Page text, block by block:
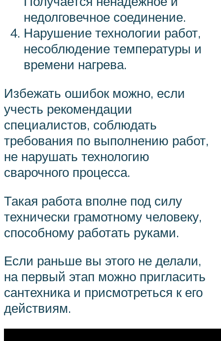
недолговечное соединение.
Нарушение технологии работ,
несоблюдение температуры и
времени нагрева.
Избежать ошибок можно, если
учесть рекомендации
специалистов, соблюдать
требования по выполнению работ,
не нарушать технологию
сварочного процесса.
Такая работа вполне под силу
технически грамотному человеку,
способному работать руками.
Если раньше вы этого не делали,
на первый этап можно пригласить
сантехника и присмотреться к его
действиям.